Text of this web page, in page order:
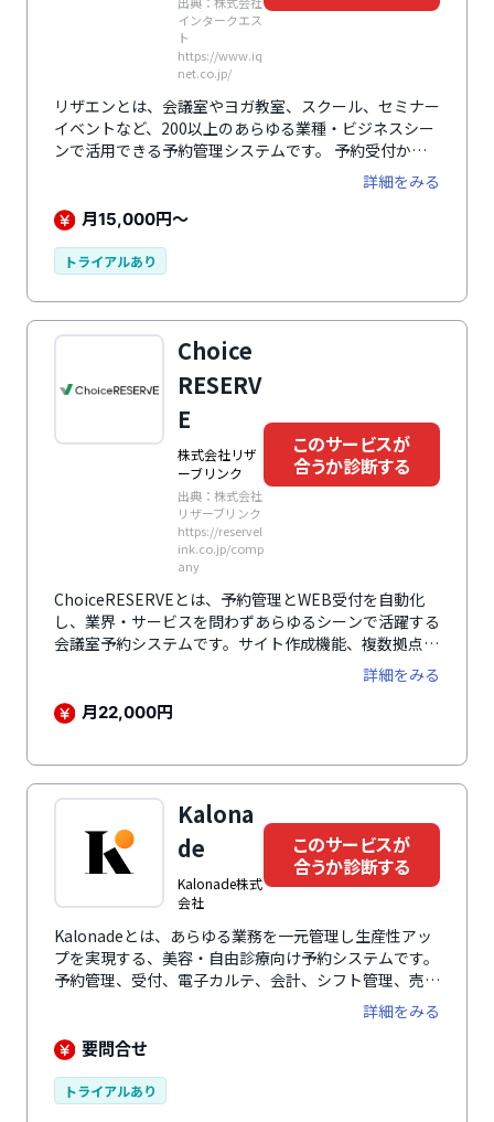
インタークエス
ト
https://www.iq
net.co.jp/
リザエンとは、会議室やヨガ教室、スクール、セミナー
イベントなど、200以上のあらゆる業種・ビジネスシー
ンで活⽤できる予約管理システムです。 予約受付から
顧客管理、決済（※有料オプション）、分析までを一元
化し、業務効率化を支援。スマートロックやZoomとの
連携、API連携、QRコード受付など多彩な機能を備え、
ます。
詳細をみる
月15,000円～
トライアルあり
Choice
RESERV
E
株式会社リザ
ーブリンク
出典：株式会社
リザーブリンク
https://reservel
ink.co.jp/comp
any
このサービスが
合うか診断する
ChoiceRESERVEとは、予約管理とWEB受付を自動化
し、業界・サービスを問わずあらゆるシーンで活躍する
会議室予約システムです。サイト作成機能、複数拠点の
管理機能、計測・分析機能やほかサービスとの連携機能
など、予約管理の課題解決に貢献する機能を網羅してい
ます。
詳細をみる
月22,000円
Kalona
de
Kalonade株式
会社
このサービスが
合うか診断する
Kalonadeとは、あらゆる業務を一元管理し生産性アッ
プを実現する、美容・自由診療向け予約システムです。
予約管理、受付、電子カルテ、会計、シフト管理、売上
管理など、これまでバラバラに管理されていた業務をカ
ロネードで一元管理。紙や複数システムでの管理で非効
率だった業務の効率をアップし、スタッフが本来力を入
理においては「自動割り振り機能」により、お客様から
詳細をみる
要問合せ
トライアルあり